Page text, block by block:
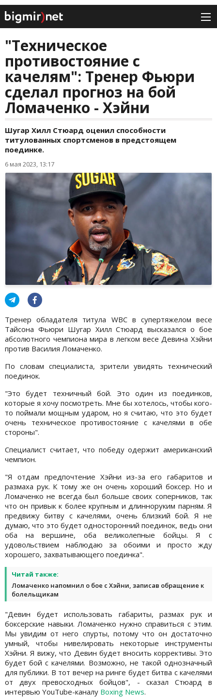
"Техническое
противостояние с
качелям": Тренер Фьюри
сделал прогноз на бой
Ломаченко - Хэйни
Шугар Хилл Стюард оценил способности
титулованных спортсменов в предстоящем
поединке.
6 мая 2023, 13:17
Тренер обладателя титула WBC в супертяжелом весе
Тайсона Фьюри Шугар Хилл Стюард высказался о бое
абсолютного чемпиона мира в легком весе Девина Хэйни
против Василия Ломаченко.
По словам специалиста, зрители увидять технический
поединок.
"Это будет техничный бой. Это один из поединков,
которые я хочу посмотреть. Мне бы хотелось, чтобы кого-
то поймали мощным ударом, но я считаю, что это будет
очень техническое противостояние с качелями в обе
стороны".
Специалист считает, что победу одержит американский
чемпион.
"Я отдам предпочтение Хэйни из-за его габаритов и
размаха рук. К тому же он очень хороший боксер. Но и
Ломаченко не всегда был больше своих соперников, так
что он привык к более крупным и длинноруким парням. Я
предвижу битву с качелями, очень близкий бой. Я не
думаю, что это будет односторонний поединок, ведь они
оба на вершине, оба великолепные бойцы. Я с
удовольствием наблюдаю за обоими и просто жду
хорошего, захватывающего поединка".
Читай также:
Ломаченко напомнил о бое с Хэйни, записав обращение к
болельщикам
"Девин будет использовать габариты, размах рук и
боксерские навыки. Ломаченко нужно справиться с этим.
Мы увидим от него спурты, потому что он достаточно
умный, чтобы нивелировать некоторые инструменты
Хэйни. Я вижу, что Девин будет вносить коррективы. Это
будет бой с качелями. Возможно, не такой однозначный
для публики. В тот вечер на ринге будет битва с качелями
от двух превосходных бойцов", - сказал Стюард в
интервью YouTube-каналу Boxing News.